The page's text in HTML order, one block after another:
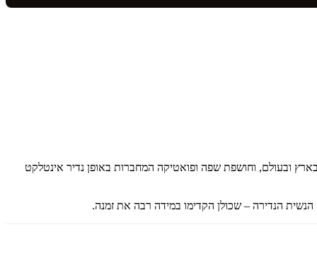
בארץ ובעולם, וחושפת שפה ופואטיקה המחברות באופן נדיר אינטלקט
הנדירה – שכולן הקדימו במידה רבה את זמנה.